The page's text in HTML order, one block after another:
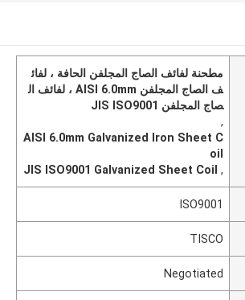
مطحنة لفائف الصاج المجلفن الحافة ، لفائ
ف الصاج المجلفن AISI 6.0mm ، لفائف ال
صاج المجلفن JIS ISO9001
,
AISI 6.0mm Galvanized Iron Sheet C
oil
,
JIS ISO9001 Galvanized Sheet Coil
ISO9001
TISCO
Negotiated